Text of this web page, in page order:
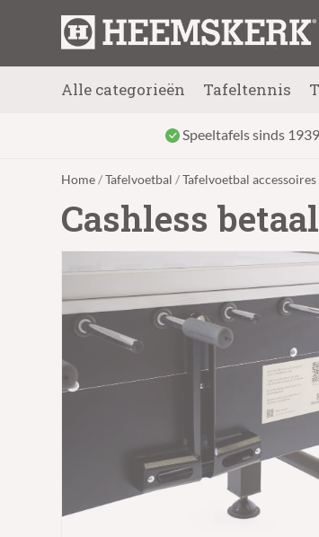
Alle categorieën Tafeltennis
Speeltafels sinds 1939
Home/Tafelvoetbal /Tafelvoetbal accessoires
Cashless